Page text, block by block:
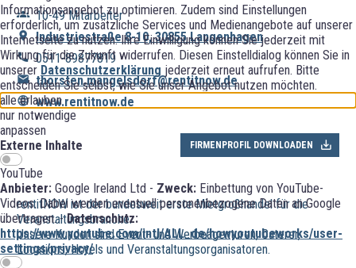
Informationsangebot zu optimieren. Zudem sind Einstellungen
erforderlich, um zusätzliche Services und Medienangebote auf unserer
Internetseite zu nutzen. Ihre Einwilligung können Sie jederzeit mit
Wirkung für die Zukunft widerrufen. Diesen Einstelldialog können Sie in
unserer Datenschutzerklärung jederzeit erneut aufrufen. Bitte
entscheiden Sie selbst, wie Sie unser Angebot nutzen möchten.
alle erlauben
nur notwendige
anpassen
Externe Inhalte
YouTube
Anbieter: Google Ireland Ltd - Zweck: Einbettung von YouTube-
Videos. Dabei werden eventuell personenbezogene Daten an Google
übertragen. -Datenschutz:
https://www.youtube.com/intl/ALL_de/howyoutubeworks/user-
settings/privacy/
10-49 Mitarbeiter
Industriestraße 8-10, 30855 Langenhagen
0511-89877819
thorsten.mangelsdorf@rentitnow.de
www.rentitnow.de
FIRMENPROFIL DOWNLOADEN
rentitNOW ist der bundesweit erste Mietgroßhandel für die
Veranstaltungsbranche.
Unsere Kunden sind Event- und Werbeagenturen, Caterer,
Locations, Hotels und Veranstaltungsorganisatoren.